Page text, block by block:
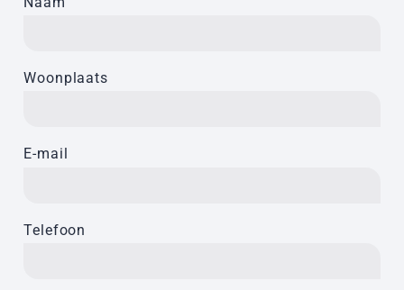
Woonplaats
E-mail
Telefoon